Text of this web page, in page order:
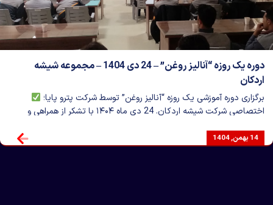
دوره یک روزه “آنالیز روغن” – 24 دی 1404 – مجموعه شیشه
اردکان
اختصاصی شرکت شیشه اردکان. 24 دی ماه ۱۴۰۴ با تشکر از همراهی و
اختصاصی ما در حوزه های روانکاری، مکانیک، تاسیسات، برق، مدیریت،
14 بهمن, 1404